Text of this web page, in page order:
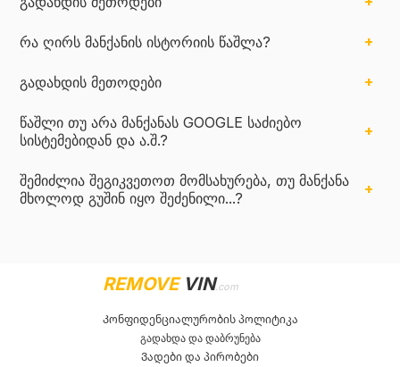
რა ღირს მანქანის ისტორიის წაშლა?
გადახდის მეთოდები
წაშლი თუ არა მანქანას GOOGLE საძიებო
სისტემებიდან და ა.შ.?
შემიძლია შეგიკვეთოთ მომსახურება, თუ მანქანა
მხოლოდ გუშინ იყო შეძენილი...?
REMOVEVIN.com
Კონფიდენციალურობის პოლიტიკა
გადახდა და დაბრუნება
Ვადები და პირობები